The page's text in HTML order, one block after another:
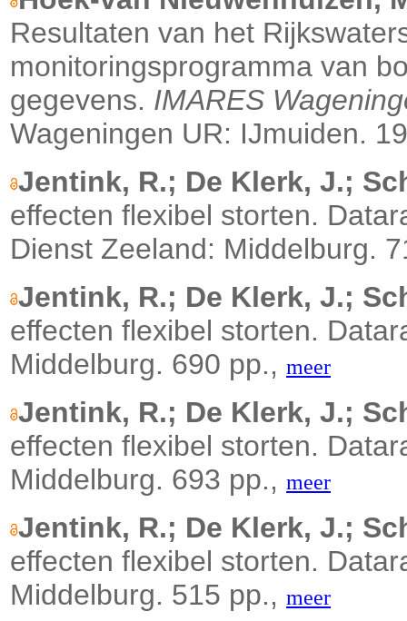
Resultaten van het
monitoringsprogramma van
gegevens. IMARES
Wageningen UR: IJmuiden.
Jentink, R.; De Klerk, J.;
effecten flexibel storten.
Dienst Zeeland: Middelburg.
Jentink, R.; De Klerk, J.;
effecten flexibel storten.
Middelburg. 690 pp., meer
Jentink, R.; De Klerk, J.;
effecten flexibel storten.
Middelburg. 693 pp., meer
Jentink, R.; De Klerk, J.;
effecten flexibel storten.
Middelburg. 515 pp., meer